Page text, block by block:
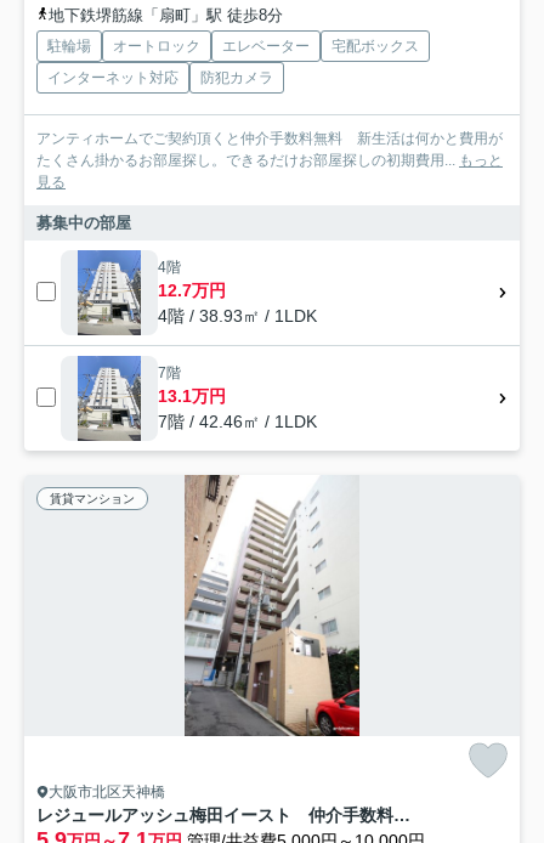
地下鉄堺筋線「扇町」駅 徒歩8分
駐輪場 オートロック エレベーター
宅配ボックス
インターネット対応
防犯カメラ
アンティホームでご契約頂くと仲介手数料無料 新生活は何かと費用が
たくさん掛かるお部屋探し。できるだけお部屋探しの初期費用...
もっと
見る
募集中の部屋
4階
12.7万円
4階 / 38.93㎡ / 1LDK
7階
13.1万円
7階 / 42.46㎡ / 1LDK
賃貸マンション
大阪市北区天神橋
レジュールアッシュ梅田イースト 仲介手数料無料